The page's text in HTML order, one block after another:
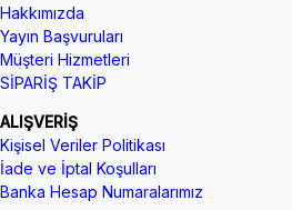
Hakkımızda
Yayın Başvuruları
Müşteri Hizmetleri
SİPARİŞ TAKİP
ALIŞVERİŞ
Kişisel Veriler Politikası
İade ve İptal Koşulları
Banka Hesap Numaralarımız